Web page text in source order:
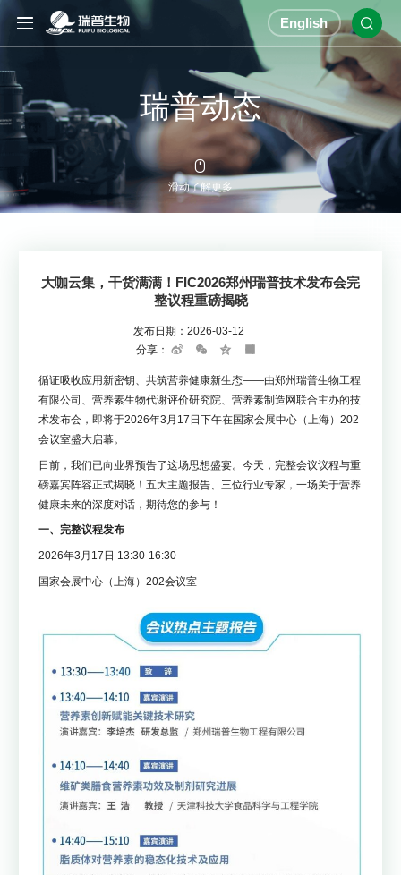
English 
瑞普动态

滑动了解更多
大咖云集，干货满满！FIC2026郑州瑞普技术发布会完
整议程重磅揭晓
发布日期：2026-03-12
分享：
Sina
WeChatQzoneShare
循证吸收应用新密钥、共筑营养健康新生态——由郑州瑞普生物工程
有限公司、营养素生物代谢评价研究院、营养素制造网联合主办的技
术发布会，即将于2026年3月17日下午在国家会展中心（上海）202
会议室盛大启幕。
日前，我们已向业界预告了这场思想盛宴。今天，完整会议议程与重
磅嘉宾阵容正式揭晓！五大主题报告、三位行业专家，一场关于营养
健康未来的深度对话，期待您的参与！
一、完整议程发布
2026年3月17日 13:30-16:30
国家会展中心（上海）202会议室